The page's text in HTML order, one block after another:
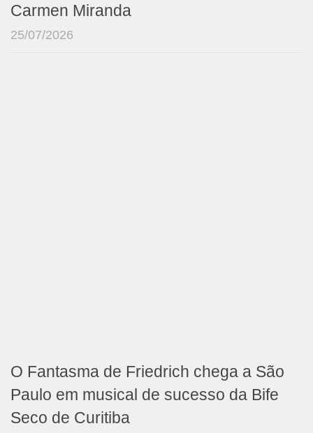
Carmen Miranda
25/07/2026
O Fantasma de Friedrich chega a São
Paulo em musical de sucesso da Bife
Seco de Curitiba